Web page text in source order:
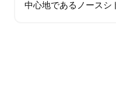
中心地であるノースシ